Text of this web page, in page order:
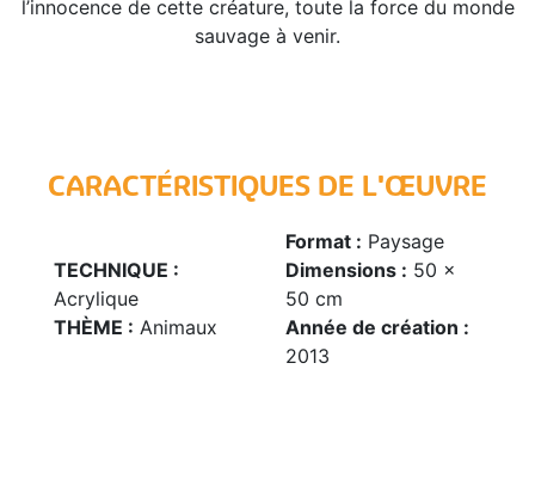
l’innocence de cette créature, toute la force du monde
sauvage à venir.
CARACTÉRISTIQUES DE L'ŒUVRE
TECHNIQUE :
Acrylique
THÈME : Animaux
Format : Paysage
Dimensions : 50 x
50 cm
Année de création :
2013